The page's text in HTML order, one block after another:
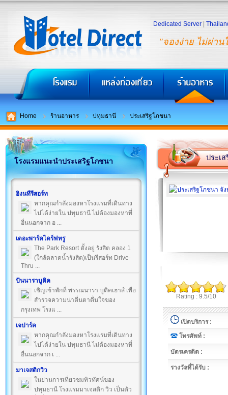
"จองง่าย ไม่ผ่าน
Dedicated Server
Home ร้านอาหาร ปทุมธานี ประเสริฐโภชนา
โรงแรมแนะนำประเสริฐโภชนา
อิงนทีรีสอร์ท
หากคุณกำลังมองหาโรงแรมที่เดินทาง
ไปได้ง่ายใน ปทุมธานี ไม่ต้องมองหาที่
อื่นนอกจาก อ ...
เดอะพาร์คไดร์ฟทรู
The Park Resort ตั้งอยู่ รังสิต คลอง 1
(ใกล้ตลาดน้ำรังสิต)เป็นรีสอร์ท Drive-
Thru ...
ปันนาราบูติค
เชิญเข้าพักที่ พรรณนารา บูติคเฮาส์ เพื่อ
สำรวจความน่าตื่นตาตื่นใจของ
กรุงเทพ โรงแ ...
เจปาร์ค
หากคุณกำลังมองหาโรงแรมที่เดินทาง
ไปได้ง่ายใน ปทุมธานี ไม่ต้องมองหาที่
อื่นนอกจาก เ ...
มาเจสติกวิว
ในย่านการเที่ยวชมทิวทัศน์ของ
ปทุมธานี โรงแรมมาเจสติก วิว เป็นตัว
ประเ
Rating : 9.5/10
เปิดบริการ :
โทรศัพท์ :
บัตรเครดิต :
รางวัลที่ได้รับ :